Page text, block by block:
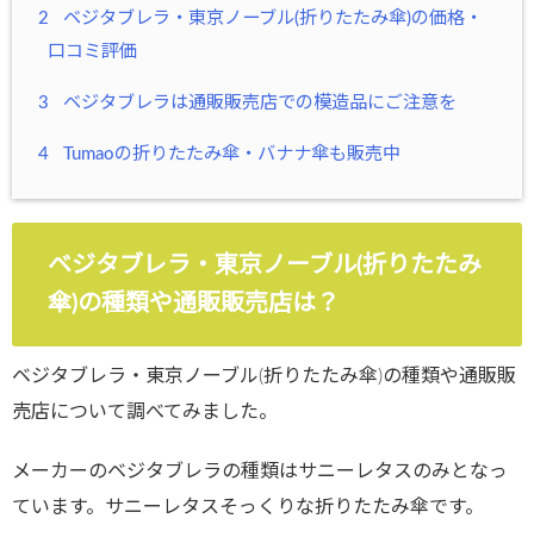
2
ベジタブレラ・東京ノーブル(折りたたみ傘)の価格・
口コミ評価
3 ベジタブレラは通販販売店での模造品にご注意を
4 Tumaoの折りたたみ傘・バナナ傘も販売中
ベジタブレラ・東京ノーブル(折りたたみ
傘)の種類や通販販売店は？
ベジタブレラ・東京ノーブル(折りたたみ傘)の種類や通販販
売店について調べてみました。
メーカーのベジタブレラの種類はサニーレタスのみとなっ
ています。サニーレタスそっくりな折りたたみ傘です。